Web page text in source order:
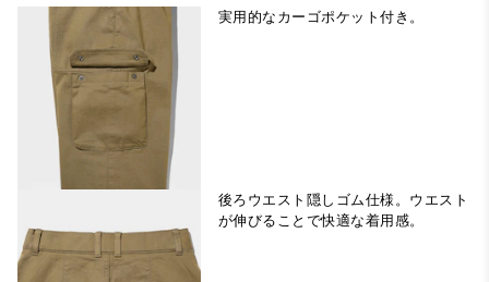
実用的なカーゴポケット付き。
後ろウエスト隠しゴム仕様。ウエスト
が伸びることで快適な着用感。